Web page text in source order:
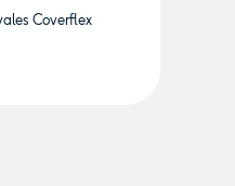
Coverflex